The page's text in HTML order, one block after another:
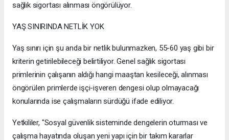
sağlık sigortası alınması öngörülüyor.
YAŞ SINIRINDA NETLİK YOK
Yaş sınırı için şu anda bir netlik bulunmazken, 55-60 yaş gibi bir
kriterin getirilebileceği belirtiliyor. Genel sağlık sigortası
primlerinin çalışanın aldığı hangi maaştan kesileceği, alınması
öngörülen primlerde işçi-işveren dengesi olup olmayacağı
konularında ise çalışmaların sürdüğü ifade ediliyor.
Yetkililer, "Sosyal güvenlik sisteminde dengelerin oturması ve
çalışma hayatında oluşan yeni yapı için bir takım kararlar